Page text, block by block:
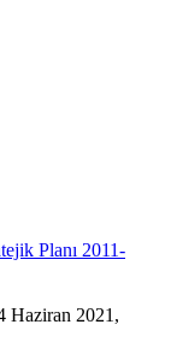
Planı 2011-
Haziran 2021,